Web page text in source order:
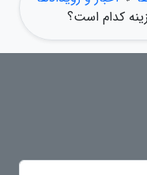
کدام است؟